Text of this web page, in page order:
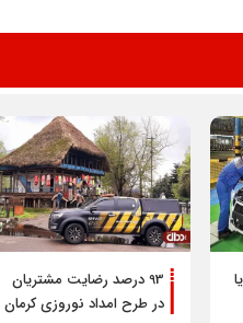
در طرح امداد نوروزی کرمان
موتور